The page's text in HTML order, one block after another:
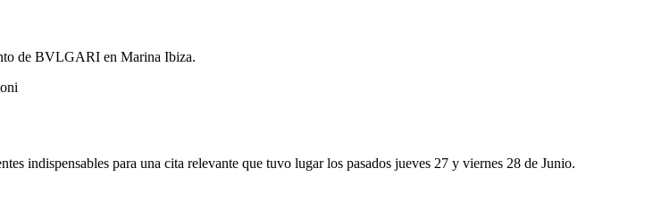
de BVLGARI en Marina Ibiza.
indispensables para una cita relevante que tuvo lugar los pasados jueves 27 y viernes 28 de Junio.